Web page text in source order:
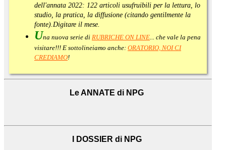
dell'annata 2022: 122 articoli usufruibili per la lettura, lo
studio, la pratica, la diffusione (citando gentilmente la
fonte). Digitare il mese.
Una nuova serie di RUBRICHE ON LINE ... che vale la pena
visitare!!! E sottolineiamo anche: ORATORIO, NOI CI
CREDIAMO!
Le ANNATE di NPG
I DOSSIER di NPG